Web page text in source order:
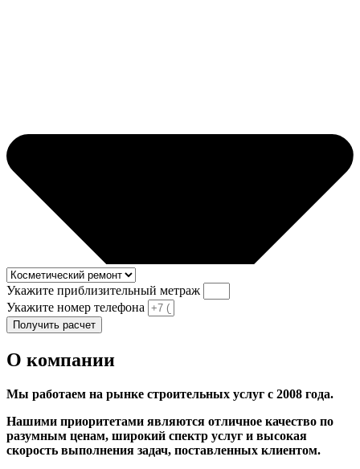
Укажите приблизительный метраж
Укажите номер телефона
Получить расчет
О компании
Мы работаем на рынке строительных услуг с 2008 года.
Нашими приоритетами являются отличное качество по
разумным ценам, широкий спектр услуг и высокая
скорость выполнения задач, поставленных клиентом.